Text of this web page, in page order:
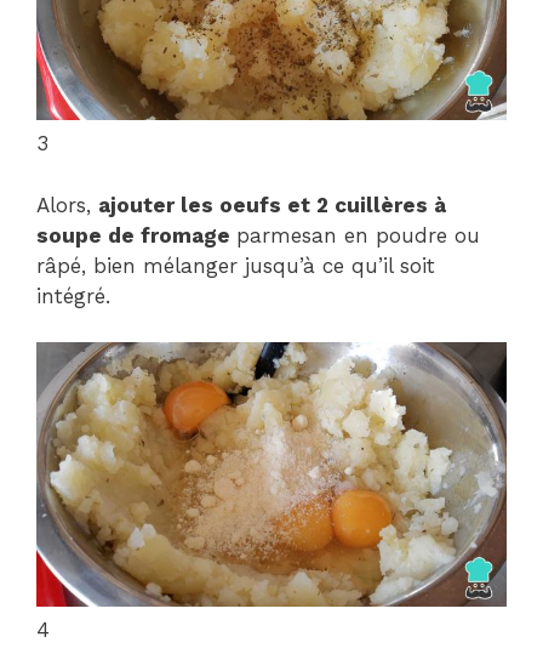
3
Alors, ajouter les oeufs et 2 cuillères à
soupe de fromage parmesan en poudre ou
râpé, bien mélanger jusqu’à ce qu’il soit
intégré.
4